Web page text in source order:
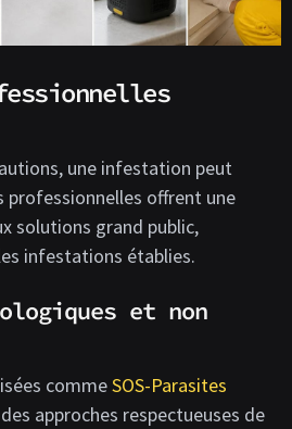
une infestation peut
professionnelles offrent une
solutions grand public,
infestations établies.
et non
commeSOS-Parasites
approches respectueuses de